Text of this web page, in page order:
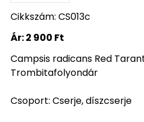
Cikkszám: CS013c
Ár:2 900 Ft
Campsis radicans Red
Trombitafolyondár
Csoport: Cserje, díszcserje